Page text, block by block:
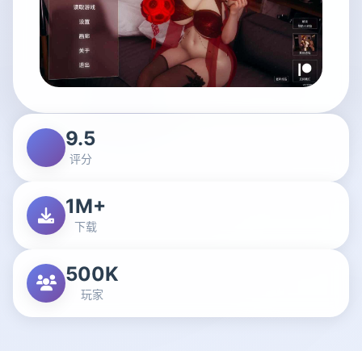
9.5
评分
1M+
下载
500K
玩家